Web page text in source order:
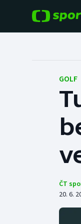
Hokej
Tenis
GOLF
ČT
20. 6.